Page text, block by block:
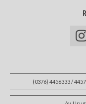
(0376) 4456333 /